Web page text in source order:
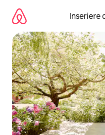
Inhalten
springen
Inseriere